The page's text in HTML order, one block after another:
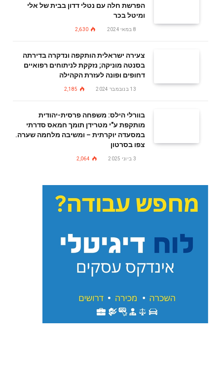
הפרשת חלה עם נטלי דדון בבית של אלי
ומיטל בכר
8 במאי 2024 2,630
צעירה ישראלית הותקפה ונדקרה בדירתה
בסנטה מוניקה; נזקקת לניתוחים רפואיים
דחופים ופונה לעזרת הקהילה
13 בנובמבר 2024 2,185
בוורלי הילס: משפחה פרסית-יהודית
מותקפת ע"י מטרידן תומך חמאס סדרתי
במסעדה יוקרתית – ומשיבה מלחמה שערה.
צפו בסרטון
3 ביוני 2025 2,064